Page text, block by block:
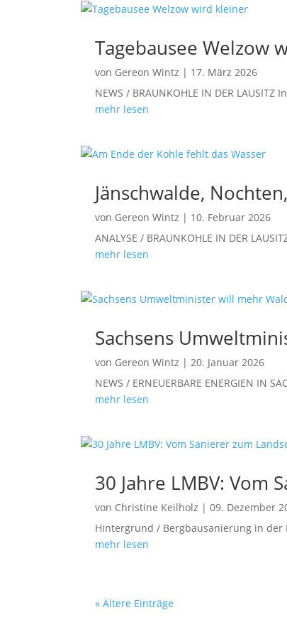
Tagebausee Welzow
von Gereon Wintz | 17. März 2026
NEWS / BRAUNKOHLE IN DER
mehr lesen
Jänschwalde,
von Gereon Wintz | 10. Februar 2026
ANALYSE / BRAUNKOHLE IN DER
mehr lesen
Sachsens
von Gereon Wintz |20. Januar 2026
NEWS / ERNEUERBARE ENERGIEN IN
mehr lesen
30 Jahre LMBV: Vom
von Christine Keilholz |09. Dezember
Hintergrund / Bergbausanierung in der
mehr lesen
« Ältere Einträge